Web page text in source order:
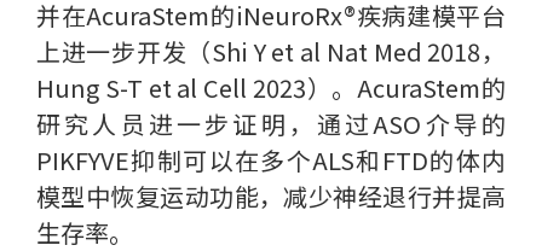
并在AcuraStem的iNeuroRx®疾病建模平台
上进一步开发（Shi Y et al Nat Med 2018，
Hung S-T et al Cell 2023）。AcuraStem的
研究人员进一步证明，通过ASO介导的
PIKFYVE抑制可以在多个ALS和FTD的体内
模型中恢复运动功能，减少神经退行并提高
生存率。